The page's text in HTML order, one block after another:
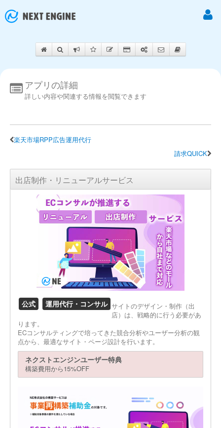
アプリの詳細
詳しい内容や関連する情報を閲覧できます
楽天市場RPP広告運用代行
請求QUICK
出店制作・リニューアルサービス
公式 運用代行・コンサル サイトのデザイン・制作（出
店）は、戦略的に行う必要があ
ります。
ECコンサルティングで培ってきた競合分析やユーザー分析の観
点から、最適なサイト・ページ設計を行います。
ネクストエンジンユーザー特典
構築費用から15%OFF